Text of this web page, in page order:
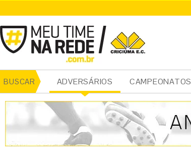
BUSCAR ADVERSÁRIOS CAMPEONATOS
CRICIÚMA